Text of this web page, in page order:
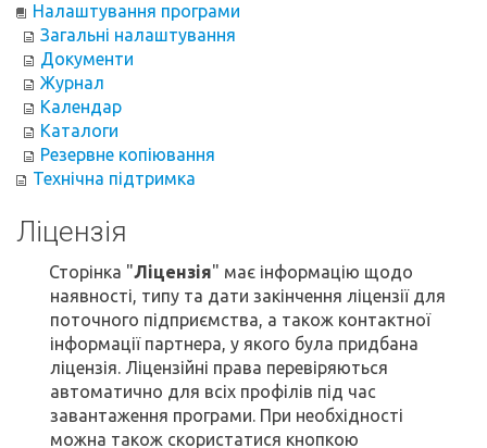
Налаштування програми
Загальні налаштування
Документи
Журнал
Календар
Каталоги
Резервне копіювання
Технічна підтримка
Ліцензія
Сторінка "Ліцензія" має інформацію щодо
наявності, типу та дати закінчення ліцензії для
поточного підприємства, а також контактної
інформації партнера, у якого була придбана
ліцензія. Ліцензійні права перевіряються
автоматично для всіх профілів під час
завантаження програми. При необхідності
можна також скористатися кнопкою